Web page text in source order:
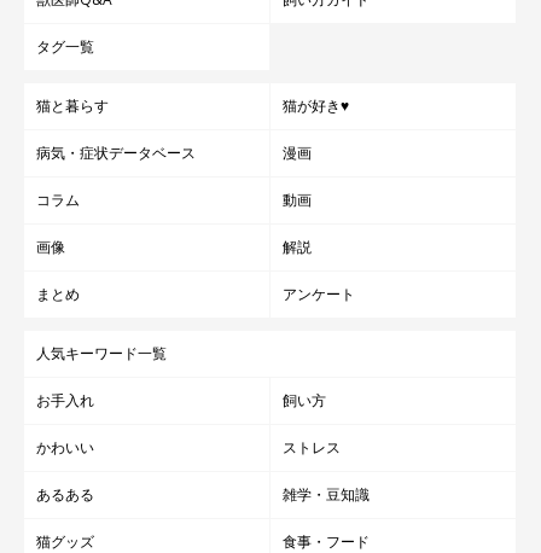
タグ一覧
猫と暮らす 猫が好き♥
病気・症状データベース 漫画
コラム 動画
画像 解説
まとめ アンケート
人気キーワード一覧
お手入れ 飼い方
かわいい ストレス
あるある 雑学・豆知識
猫グッズ 食事・フード